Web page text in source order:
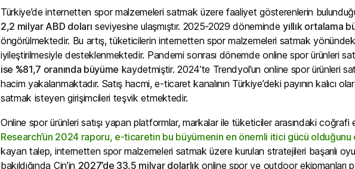
Türkiye’de internetten spor malzemeleri satmak üzere faaliyet gösterenlerin
2,2 milyar ABD doları seviyesine ulaşmıştır. 2025-2029 dönemindeyıllık ortalama
öngörülmektedir. Bu artış, tüketicilerin internetten spor malzemeleri satmak
iyileştirilmesiyle desteklenmektedir. Pandemi sonrası dönemde online spor ürünleri
ise %81,7 oranında büyüme kaydetmiştir. 2024’te Trendyol’un online spor ürünleri
hacim yakalanmaktadır. Satış hacmi, e-ticaret kanalının Türkiye’deki payının
satmak isteyen girişimcileri teşvik etmektedir.
Online spor ürünleri satışı yapan platformlar, markalar ile tüketiciler arasındaki
Research’ün 2024 raporu, e-ticaretin bu büyümenin en önemli itici gücü
kayan talep, internetten spor malzemeleri satmak üzere kurulan stratejileri başarılı
bakıldığında Çin’in 2027’de 33,5 milyar dolarlıkonline spor ve outdoor ekipmanları